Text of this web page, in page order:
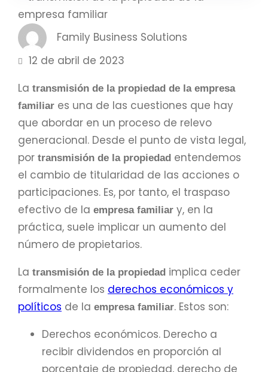
Family Business Solutions
12 de abril de 2023
La transmisión de la propiedad de la empresa
familiar es una de las cuestiones que hay
que abordar en un proceso de relevo
generacional. Desde el punto de vista legal,
por transmisión de la propiedad entendemos
el cambio de titularidad de las acciones o
participaciones. Es, por tanto, el traspaso
efectivo de la empresa familiar y, en la
práctica, suele implicar un aumento del
número de propietarios.
La transmisión de la propiedad implica ceder
formalmente los derechos económicos y
políticos de la empresa familiar. Estos son:
Derechos económicos. Derecho a
recibir dividendos en proporción al
porcentaje de propiedad, derecho de